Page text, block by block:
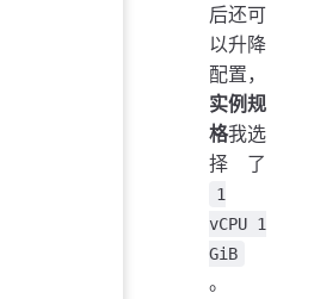
后还可
以升降
配置，
实例规
格我选
择了
1
vCPU 1
GiB
。